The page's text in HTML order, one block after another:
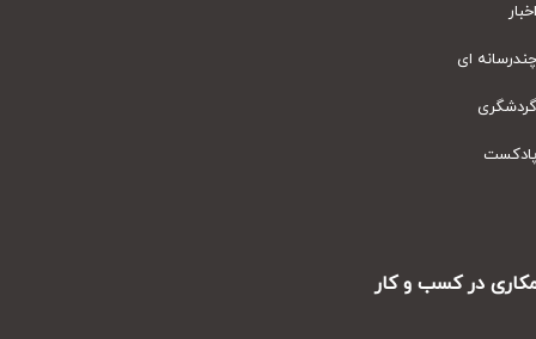
ای
در کسب و کار